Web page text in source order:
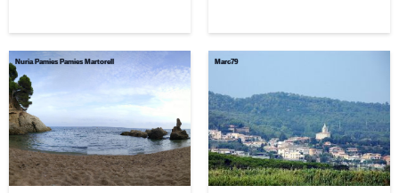
Nuria Pamies Pamies Martorell Marc79